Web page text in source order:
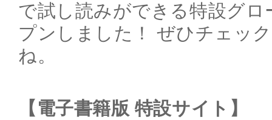
で試し読みができる特設グ
プンしました！ ぜひチェッ
ね。
【電子書籍版 特設サイト】